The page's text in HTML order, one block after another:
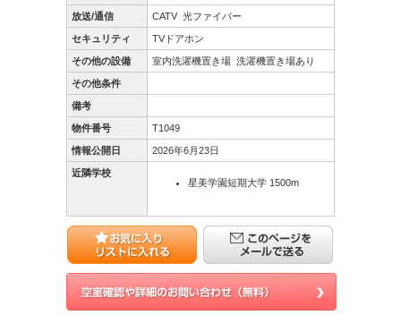
放送/通信 CATV 光ファイバー
セキュリティ TVドアホン
その他の設備 室内洗濯機置き場 洗濯機置き場あり
その他条件
備考
物件番号 T1049
情報公開日 2026年6月23日
近隣学校
星美学園短期大学 1500m